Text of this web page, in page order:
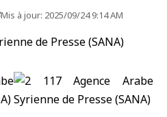
Mis à jour: 2025/09/24 9:14 AM